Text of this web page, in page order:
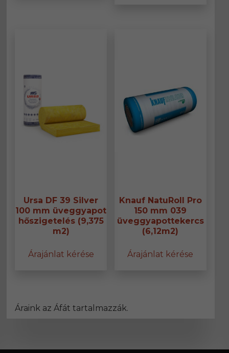
Ursa DF 39 Silver
100 mm üveggyapot
hőszigetelés (9,375
m2)
Árajánlat kérése
Knauf NatuRoll Pro
150 mm 039
üveggyapottekercs
(6,12m2)
Árajánlat kérése
Áraink az Áfát tartalmazzák.